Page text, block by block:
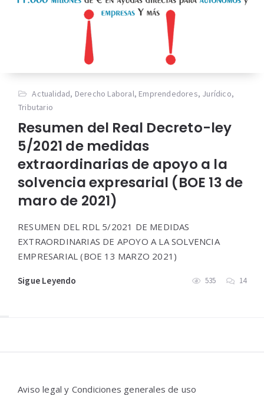
Actualidad, Derecho Laboral, Emprendedores, Jurídico,
Tributario
Resumen del Real Decreto-ley
5/2021 de medidas
extraordinarias de apoyo a la
solvencia expresarial (BOE 13 de
maro de 2021)
RESUMEN DEL RDL 5/2021 DE MEDIDAS
EXTRAORDINARIAS DE APOYO A LA SOLVENCIA
EMPRESARIAL (BOE 13 MARZO 2021)
Sigue Leyendo 535 14
Aviso legal y Condiciones generales de uso